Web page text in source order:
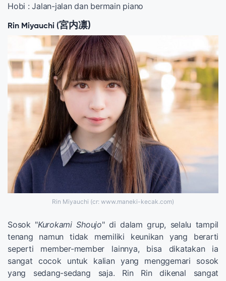
Hobi : Jalan-jalan dan bermain piano
Rin Miyauchi (宮内凛)
Rin Miyauchi (cr: www.maneki-kecak.com)
Sosok "Kurokami Shoujo" di dalam grup, selalu tampil
tenang namun tidak memiliki keunikan yang berarti
seperti member-member lainnya, bisa dikatakan ia
sangat cocok untuk kalian yang menggemari sosok
yang sedang-sedang saja. Rin Rin dikenal sangat